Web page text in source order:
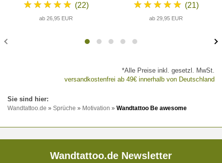
★★★★★ (22)
ab 26,95 EUR
★★★★★ (21)
ab 29,95 EUR
*Alle Preise inkl. gesetzl. MwSt.
versandkostenfrei ab 49€ innerhalb von Deutschland
Wandtattoo.de » Sprüche » Motivation » Wandtattoo Be awesome
Wandtattoo.de Newsletter